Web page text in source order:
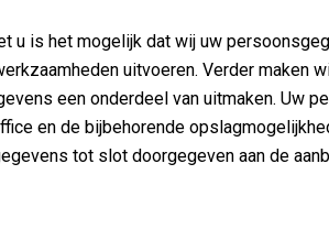
u is het mogelijk dat wij uw
uitvoeren. Verder maken
een onderdeel van uitmaken. Uw
en de bijbehorende
tot slot doorgegeven aan de